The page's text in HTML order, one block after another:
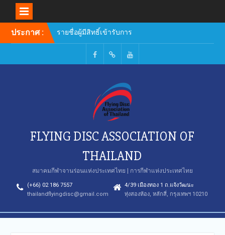
ประกาศ :
รายชื่อผู้มีสิทธิ์เข้ารับการ
อบรมหลักสูตรผู้ฝึกสอน
Facebook
TikTokYoutube
FLYING DISC ASSOCIATION OF
THAILAND
สมาคมกีฬาจานร่อนแห่งประเทศไทย | การกีฬาแห่งประเทศไทย
(+66) 02 186 7557
thailandflyingdisc@gmail.com
4/39 เมืองทอง 1 ถ.แจ้งวัฒนะ
ทุ่งสองห้อง, หลักสี่, กรุงเทพฯ 10210